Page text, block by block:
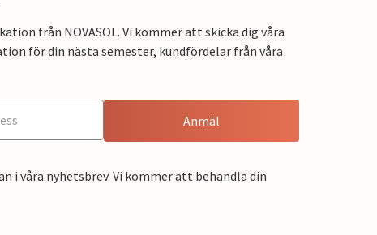
från NOVASOL. Vi kommer att skicka dig våra
för din nästa semester, kundfördelar från våra
Anmäl
i våra nyhetsbrev. Vi kommer att behandla din